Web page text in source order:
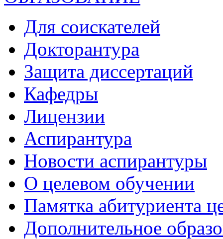
Для соискателей
Докторантура
Защита диссертаций
Кафедры
Лицензии
Аспирантура
Новости аспирантуры
О целевом обучении
Памятка абитуриента
Дополнительное